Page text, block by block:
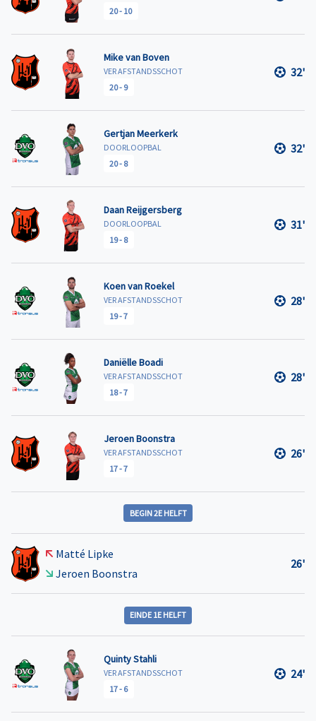
20- 10
Mike van Boven
VER AFSTANDSSCHOT
20- 9
32'
Gertjan Meerkerk
DOORLOOPBAL
20- 8
32'
Daan Reijgersberg
DOORLOOPBAL
19- 8
31'
Koen van Roekel
VER AFSTANDSSCHOT
19-7
28'
Daniëlle Boadi
VER AFSTANDSSCHOT
18-7
28'
Jeroen Boonstra
VER AFSTANDSSCHOT
17-7
26'
BEGIN 2E HELFT
Matté Lipke
Jeroen Boonstra
26'
EINDE 1E HELFT
Quinty Stahli
VER AFSTANDSSCHOT
17- 6
24'